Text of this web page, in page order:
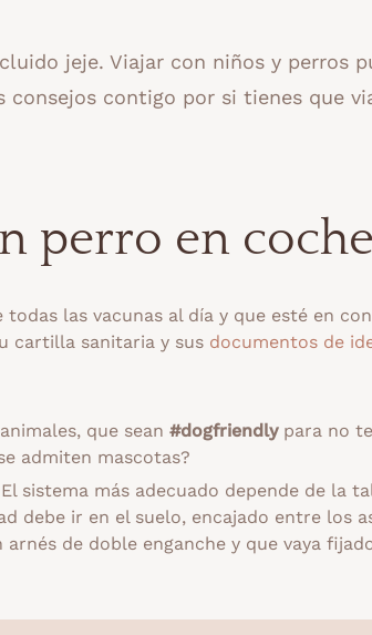
jeje. Viajar con niños y perros
contigo por si tienes que
perro en coche
las vacunas al día y que esté en
cartilla sanitaria y sus documentos de
que sean #dogfriendlypara no
admiten mascotas?
sistema más adecuado depende de la
debe ir en el suelo, encajado entre los
de doble enganche y que vaya